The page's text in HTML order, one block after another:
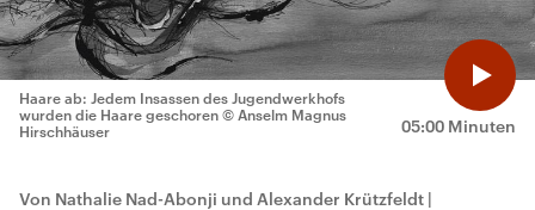
05:00 Minuten
Haare ab: Jedem Insassen des Jugendwerkhofs
wurden die Haare geschoren © Anselm Magnus
Hirschhäuser
Von Nathalie Nad-Abonji und Alexander Krützfeldt |